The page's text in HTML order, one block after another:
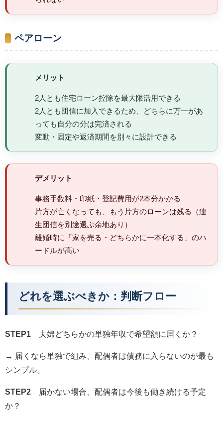
ペアローン
メリット
2人とも住宅ローン控除を最大限活用できる
2人とも団信に加入できるため、どちらに万一があ
っても自分の分は完済される
変動・固定や返済期間を別々に設計できる
デメリット
事務手数料・印紙・登記費用が2本分かかる
片方が亡くなっても、もう片方のローンは残る（連
生団信を別途選ぶ余地あり）
離婚時に「家を売る・どちらかに一本化する」のハ
ードルが高い
どれを選ぶべきか：判断フロー
STEP1 夫婦どちらかの単独年収で希望額に届くか？
→ 届くなら単独で組み、配偶者は債務に入らないのが最も
シンプル。
STEP2 届かない場合、配偶者は今後も働き続ける予定
か？